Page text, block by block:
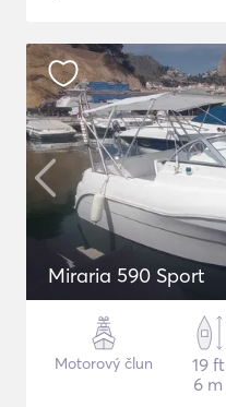
Miraria 590 Sport
Motorový člun
19 ft
6 m